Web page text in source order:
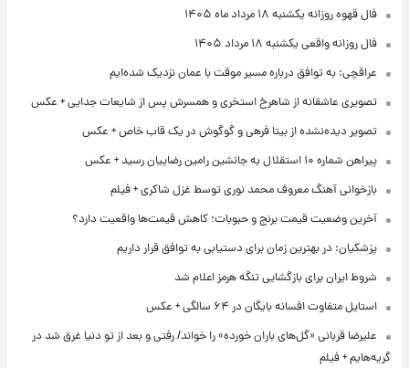
فال قهوه روزانه یکشنبه ۱۸ مرداد ماه ۱۴۰۵
فال روزانه واقعی یکشنبه ۱۸ مرداد ۱۴۰۵
عراقچی: به توافق درباره مسیر موقت با عمان نزدیک شده‌ایم
تصویری عاشقانه از شاهرخ استخری و همسرش پس از شایعات جدایی + عکس
تصویر دیده‌نشده از بیتا فرهی و گوگوش در یک قاب خاص + عکس
پیراهن شماره ۱۰ استقلال به جانشین رامین رضاییان رسید + عکس
بازخوانی آهنگ معروف محمد نوری توسط غزل شاکری + فیلم
آخرین وضعیت قیمت برنج و حبوبات؛ کاهش قیمت‌ها واقعیت دارد؟
پزشکیان: در بهترین زمان برای دستیابی به توافق قرار داریم
شروط ایران برای بازگشایی تنگه هرمز اعلام شد
استایل متفاوت افسانه بایگان در ۶۴ سالگی + عکس
علیرضا قربانی «گل‌های باران خورده» را خواند/ رفتی و بعد از تو دنیا غرق شد در
گریه‌هایم + فیلم